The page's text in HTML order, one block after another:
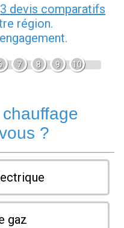
3 devis comparatifs
région.
7 8 9 10
?
gaz